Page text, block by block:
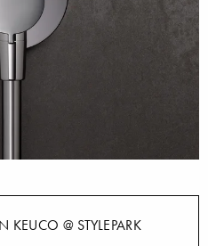
KEUCO @ STYLEPARK